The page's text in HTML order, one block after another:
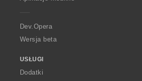
a
Dev.Opera
Wersja beta
USŁUGI
Dodatki